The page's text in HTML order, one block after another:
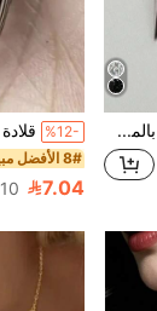
حلق صغير على شكل ريش بالمسامير العتيقة بالأزياء القوطية الطويلة والقصيرة يناسب الاستخدام اليومي للنساء %12-
8# الأفضل مبيعا
7.04 10+. تم بيع